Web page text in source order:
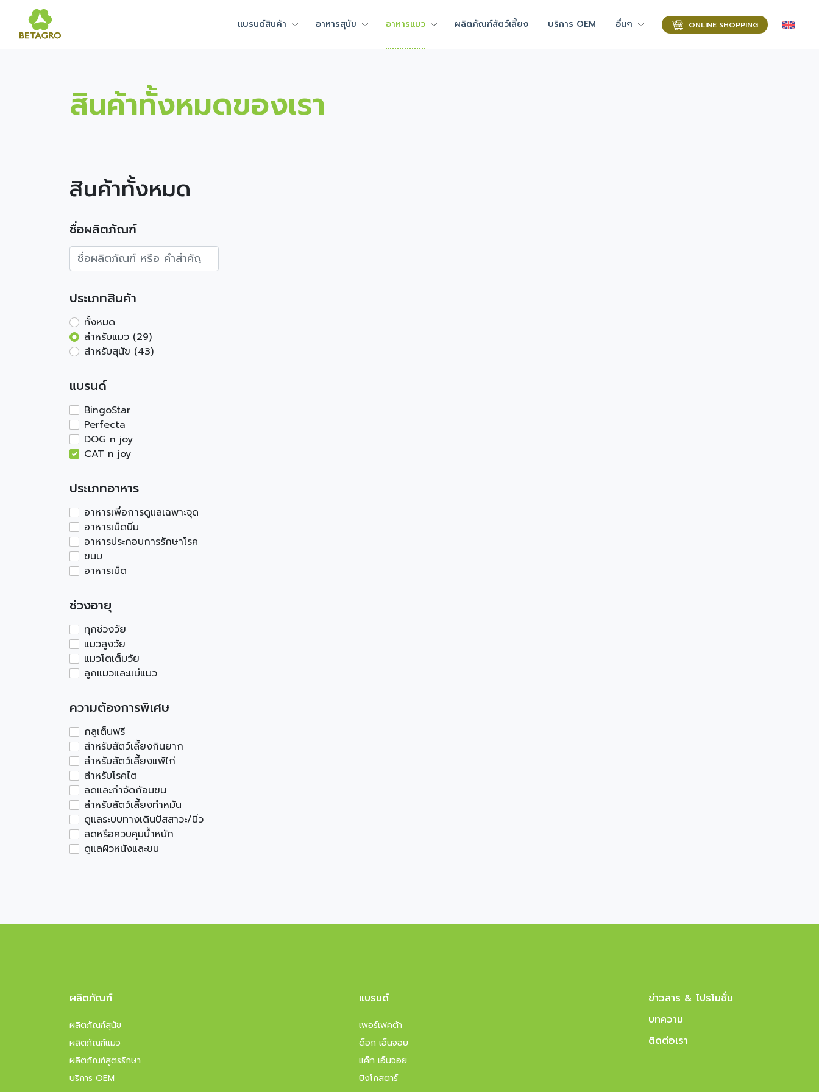
แบรนด์สินค้า อาหารสุนัข อาหารแมว ผลิตภัณฑ์สัตว์เลี้ยง บริการ OEM อื่นๆ ONLINE SHOPPING
สินค้าทั้งหมดของเรา
สินค้าทั้งหมด
ชื่อผลิตภัณฑ์
ประเภทสินค้า
ทั้งหมด
สำหรับแมว (29)
สำหรับสุนัข (43)
แบรนด์
BingoStar
Perfecta
DOG n joy
CAT n joy
ประเภทอาหาร
อาหารเพื่อการดูแลเฉพาะจุด
อาหารเม็ดนิ่ม
อาหารประกอบการรักษาโรค
ขนม
อาหารเม็ด
ช่วงอายุ
ทุกช่วงวัย
แมวสูงวัย
แมวโตเต็มวัย
ลูกแมวและแม่แมว
ความต้องการพิเศษ
กลูเต็นฟรี
สำหรับสัตว์เลี้ยงกินยาก
สำหรับสัตว์เลี้ยงแพ้ไก่
สำหรับโรคไต
ลดและกำจัดก้อนขน
สำหรับสัตว์เลี้ยงทำหมัน
ดูแลระบบทางเดินปัสสาวะ/นิ่ว
ลดหรือควบคุมน้ำหนัก
ดูแลผิวหนังและขน
ผลิตภัณฑ์
ผลิตภัณฑ์สุนัข
ผลิตภัณฑ์แมว
ผลิตภัณฑ์สูตรรักษา
บริการ OEM
แบรนด์
เพอร์เฟคต้า
ด็อก เอ็นจอย
แค็ท เอ็นจอย
บิงโกสตาร์
ข่าวสาร & โปรโมชั่น
บทความ
ติดต่อเรา